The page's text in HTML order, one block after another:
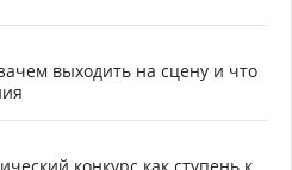
выходить на сцену и что